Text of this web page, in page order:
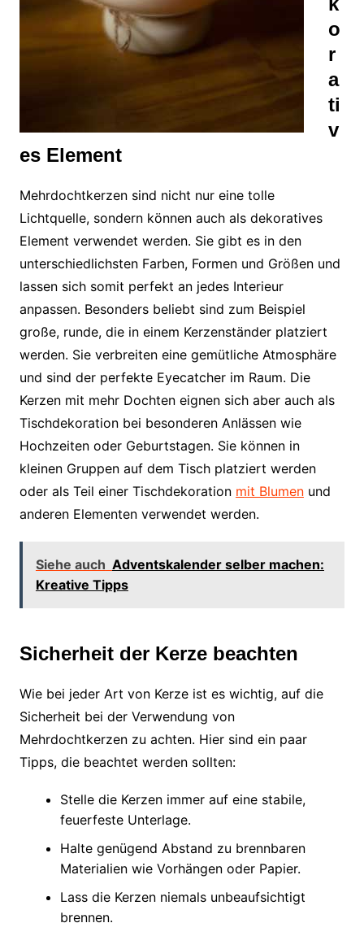
o
r
a
ti
v
es Element
Mehrdochtkerzen sind nicht nur eine tolle
Lichtquelle, sondern können auch als dekoratives
Element verwendet werden. Sie gibt es in den
unterschiedlichsten Farben, Formen und Größen und
lassen sich somit perfekt an jedes Interieur
anpassen. Besonders beliebt sind zum Beispiel
große, runde, die in einem Kerzenständer platziert
werden. Sie verbreiten eine gemütliche Atmosphäre
und sind der perfekte Eyecatcher im Raum. Die
Kerzen mit mehr Dochten eignen sich aber auch als
Tischdekoration bei besonderen Anlässen wie
Hochzeiten oder Geburtstagen. Sie können in
kleinen Gruppen auf dem Tisch platziert werden
oder als Teil einer Tischdekoration mit Blumenund
anderen Elementen verwendet werden.
Siehe auch Adventskalender selber machen:
Kreative Tipps
Sicherheit der Kerze beachten
Wie bei jeder Art von Kerze ist es wichtig, auf die
Sicherheit bei der Verwendung von
Mehrdochtkerzen zu achten. Hier sind ein paar
Tipps, die beachtet werden sollten:
Stelle die Kerzen immer auf eine stabile,
feuerfeste Unterlage.
Halte genügend Abstand zu brennbaren
Materialien wie Vorhängen oder Papier.
Lass die Kerzen niemals unbeaufsichtigt
brennen.